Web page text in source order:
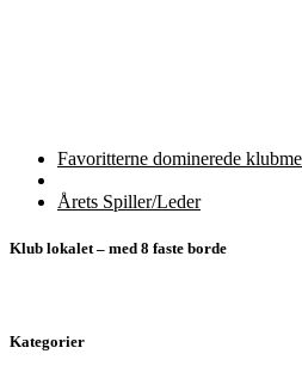
Indlæg
navigation
Forrige
Favoritterne dominerede
til
Næste
Årets Spiller/Leder
Klub lokalet – med 8 faste borde
Kategorier